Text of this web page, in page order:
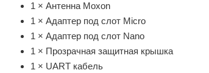
1 × Антенна Moxon
1 × Адаптер под слот Micro
1 × Адаптер под слот Nano
1 × Прозрачная защитная крышка
1 × UART кабель